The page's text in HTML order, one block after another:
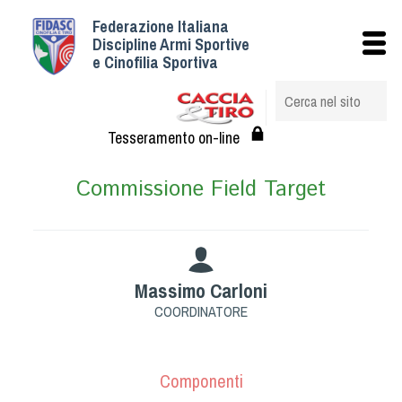
Federazione Italiana
Discipline Armi Sportive
e Cinofilia Sportiva
Tesseramento on-line
Commissione Field Target
Massimo Carloni
COORDINATORE
Componenti
Istituzionale
Struttura
Albo Veterinari federali
Tesseramento e Affiliazioni
Circolari
Federazione Trasparente
Assicurazione
Convenzioni
Tesserati